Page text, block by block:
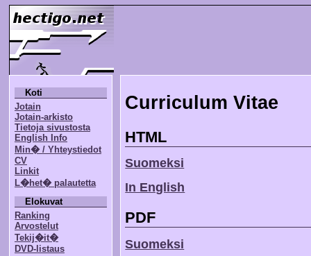
Koti
Jotain
Jotain-arkisto
Tietoja sivustosta
English Info
Min� / Yhteystiedot
CV
Linkit
L�het� palautetta
Elokuvat
Ranking
Arvostelut
Tekij�it�
DVD-listaus
Curriculum Vitae
HTML
Suomeksi
In English
PDF
Suomeksi